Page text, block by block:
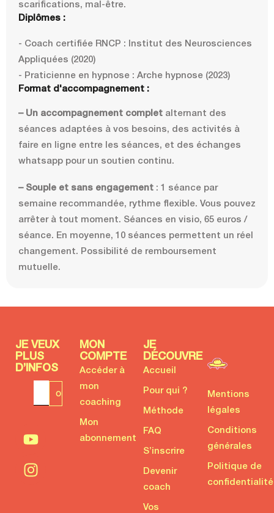
scarifications, mal-être.
Diplômes :
- Coach certifiée RNCP : Institut des Neurosciences
Appliquées (2020)
- Praticienne en hypnose : Arche hypnose (2023)
Format d'accompagnement :
– Un accompagnement complet alternant des
séances adaptées à vos besoins, des activités à
faire en ligne entre les séances, et des échanges
whatsapp pour un soutien continu.
– Souple et sans engagement : 1 séance par
semaine recommandée, rythme flexible. Vous pouvez
arrêter à tout moment. Séances en visio, 65 euros /
séance. En moyenne, 10 séances permettent un réel
changement. Possibilité de remboursement
mutuelle.
JE VEUX
PLUS
D’INFOS
MON
COMPTE
Accéder à
mon
coaching
Mon
abonnement
JE
DÉCOUVRE
Accueil
Pour qui ?
Méthode
FAQ
S’inscrire
Devenir
coach
Vos
Mentions
légales
Conditions
générales
Politique de
confidentialité